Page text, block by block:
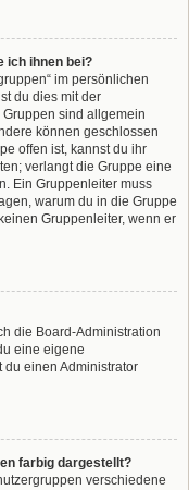
ich ihnen bei?
im persönlichen
du dies mit der
sind allgemein
können geschlossen
offen ist, kannst du ihr
verlangt die Gruppe eine
Ein Gruppenleiter muss
warum du in die Gruppe
Gruppenleiter, wenn er
die Board-Administration
eine eigene
du einen Administrator
farbig dargestellt?
verschiedene